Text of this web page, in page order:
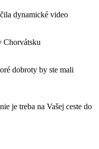
dynamické video
Chorvátsku
dobroty by ste mali
je treba na Vašej ceste do